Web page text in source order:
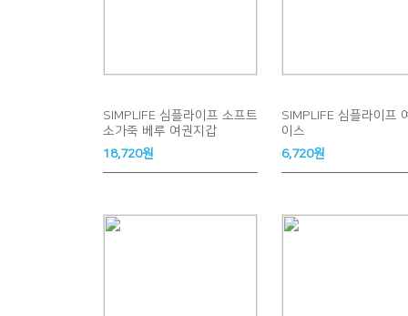
SIMPLIFE 심플라이프 소프트
소가죽 베루 여권지갑
18,720원
SIMPLIFE 심플라이프
이스
6,720원